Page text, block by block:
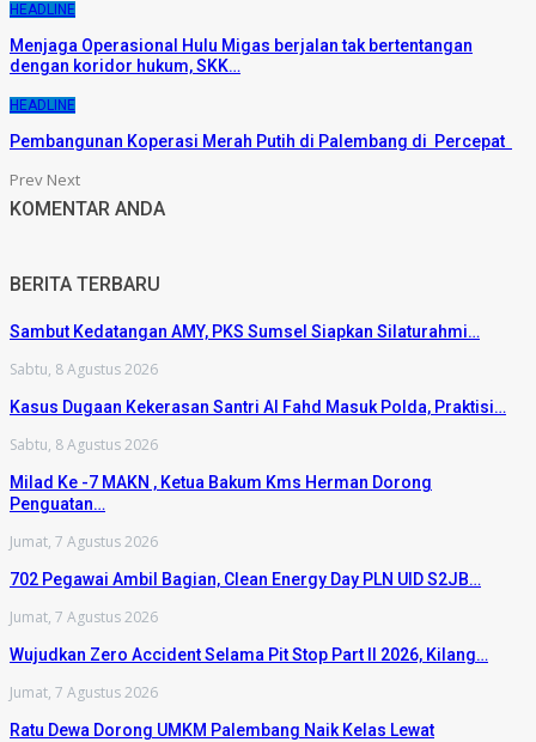
HEADLINE
Menjaga Operasional Hulu Migas berjalan tak bertentangan
dengan koridor hukum, SKK…
HEADLINE
Pembangunan Koperasi Merah Putih di Palembang di Percepat
Prev Next
KOMENTAR ANDA
BERITA TERBARU
Sambut Kedatangan AMY, PKS Sumsel Siapkan Silaturahmi…
Sabtu, 8 Agustus 2026
Kasus Dugaan Kekerasan Santri Al Fahd Masuk Polda, Praktisi…
Sabtu, 8 Agustus 2026
Milad Ke -7 MAKN , Ketua Bakum Kms Herman Dorong
Penguatan…
Jumat, 7 Agustus 2026
702 Pegawai Ambil Bagian, Clean Energy Day PLN UID S2JB…
Jumat, 7 Agustus 2026
Wujudkan Zero Accident Selama Pit Stop Part II 2026, Kilang…
Jumat, 7 Agustus 2026
Ratu Dewa Dorong UMKM Palembang Naik Kelas Lewat